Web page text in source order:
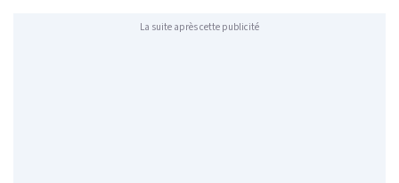
La suite après cette publicité